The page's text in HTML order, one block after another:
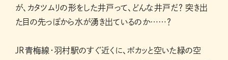
が、カタツムリの形をした井戸って、どんな井戸だ？ 突き出
た目の先っぽから水が湧き出ているのか……？
JR青梅線・羽村駅のすぐ近くに、ポカッと空いた緑の空